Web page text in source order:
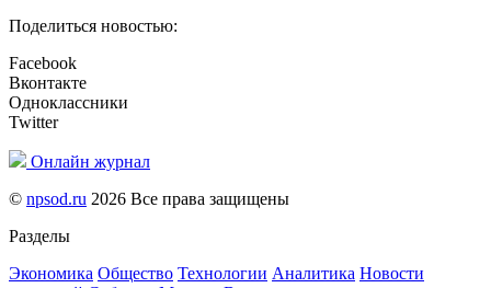
Поделиться новостью:
Facebook
Вконтакте
Одноклассники
Twitter
Онлайн журнал
© npsod.ru 2026 Все права защищены
Разделы
Экономика Общество Технологии Аналитика Новости